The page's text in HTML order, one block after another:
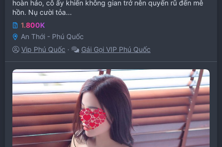
hoàn hảo, cô ấy khiến không gian trở nên quyến rũ đến mê
hồn. Nụ cười tỏa...
1.800K
An Thới - Phú Quốc
Vip Phú Quốc
Gái Gọi VIP Phú Quốc